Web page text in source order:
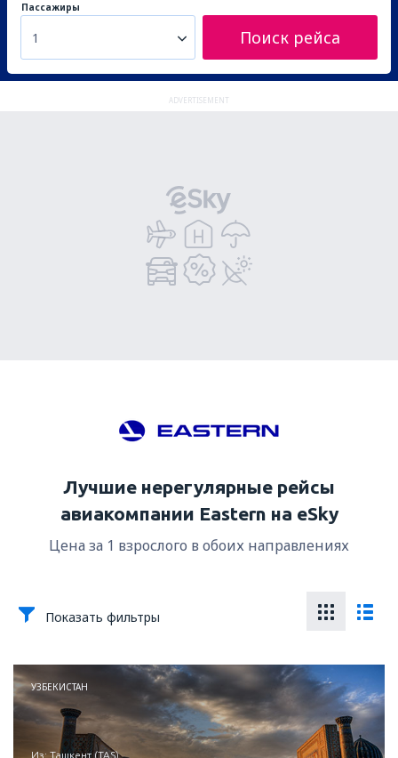
Пассажиры
1 Поиск рейса
ADVERTISEMENT
Лучшие нерегулярные рейсы
авиакомпании Eastern на eSky
Цена за 1 взрослого в обоих направлениях
Показать фильтры
УЗБЕКИСТАН
из: Ташкент (TAS)